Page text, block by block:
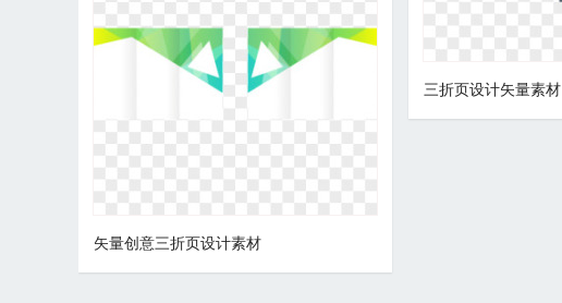
三折页设计矢量素材
矢量创意三折页设计素材